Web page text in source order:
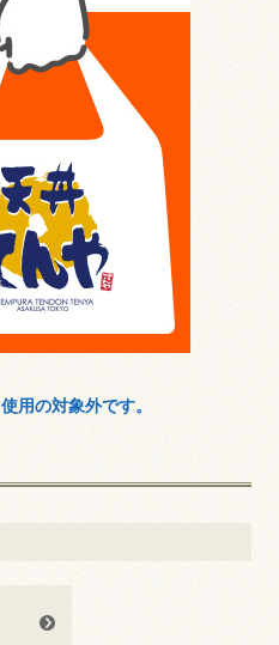
用の対象外です。